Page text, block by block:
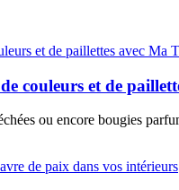
couleurs et de
ou encore bougies